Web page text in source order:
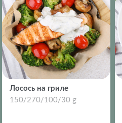
Лосось на гриле
150/270/100/30 g